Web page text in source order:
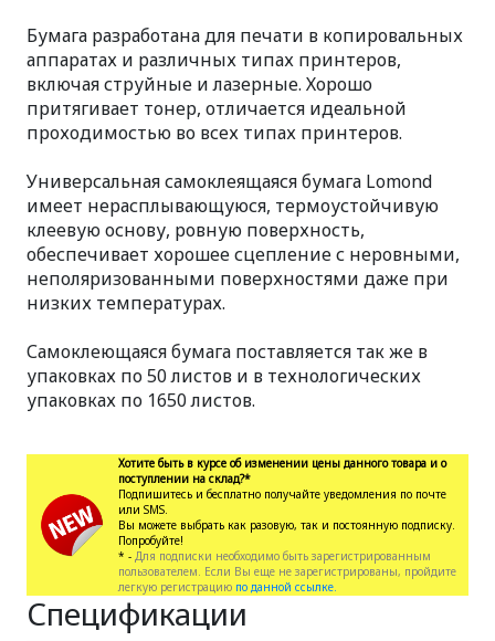
Бумага разработана для печати в копировальных
аппаратах и различных типах принтеров,
включая струйные и лазерные. Хорошо
притягивает тонер, отличается идеальной
проходимостью во всех типах принтеров.
Универсальная самоклеящаяся бумага Lomond
имеет нерасплывающуюся, термоустойчивую
клеевую основу, ровную поверхность,
обеспечивает хорошее сцепление с неровными,
неполяризованными поверхностями даже при
низких температурах.
Самоклеющаяся бумага поставляется так же в
упаковках по 50 листов и в технологических
упаковках по 1650 листов.
Хотите быть в курсе об изменении цены данного товара и о
поступлении на склад?*
Подпишитесь и бесплатно получайте уведомления по почте
или SMS.
Вы можете выбрать как разовую, так и постоянную подписку.
Попробуйте!
* - Для подписки необходимо быть зарегистрированным
пользователем. Если Вы еще не зарегистрированы, пройдите
легкую регистрацию по данной ссылке.
Спецификации